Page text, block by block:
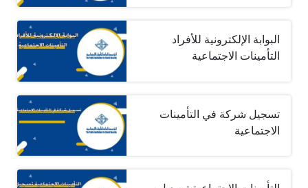
البوابة الإلكترونية للأفراد
التأمينات الاجتماعية
تسجيل شركة في التأمينات
الاجتماعية